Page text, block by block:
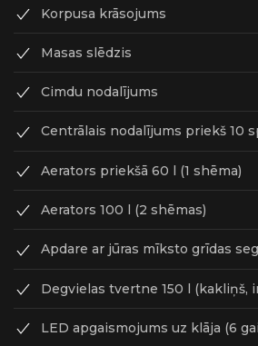
Korpusa krāsojums
Masas slēdzis
Cimdu nodalījums
Centrālais nodalījums priekš 10
Aerators priekšā 60 l (1 shēma)
Aerators 100 l (2 shēmas)
Apdare ar jūras mīksto grīdas
Degvielas tvertne 150 l (kakliņš,
LED apgaismojums uz klāja (6